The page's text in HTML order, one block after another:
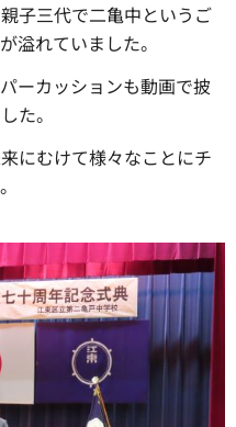
子三代で二亀中というご
溢れていました。
ーカッションも動画で披
た。
にむけて様々なことにチ